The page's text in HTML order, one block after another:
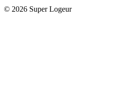
© 2026 Super Logeur